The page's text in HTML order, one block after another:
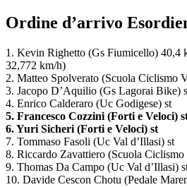
Ordine d’arrivo
1. Kevin Righetto (Gs Fiumicello) 40,4
32,772 km/h)
2. Matteo Spolverato (Scuola Ciclismo
3. Jacopo D’Aquilio (Gs Lagorai Bike)
4. Enrico Calderaro (Uc Godigese) st
5. Francesco Cozzini (Forti e Veloci)
6. Yuri Sicheri (Forti e Veloci) st
7. Tommaso Fasoli (Uc Val d’Illasi) st
8. Riccardo Zavattiero (Scuola Ciclismo
9. Thomas Da Campo (Uc Val d’Illasi)
10. Davide Cescon Chotu (Pedale